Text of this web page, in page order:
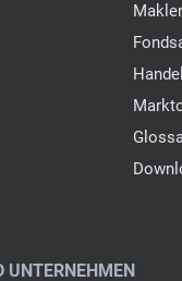
UNTERNEHMEN